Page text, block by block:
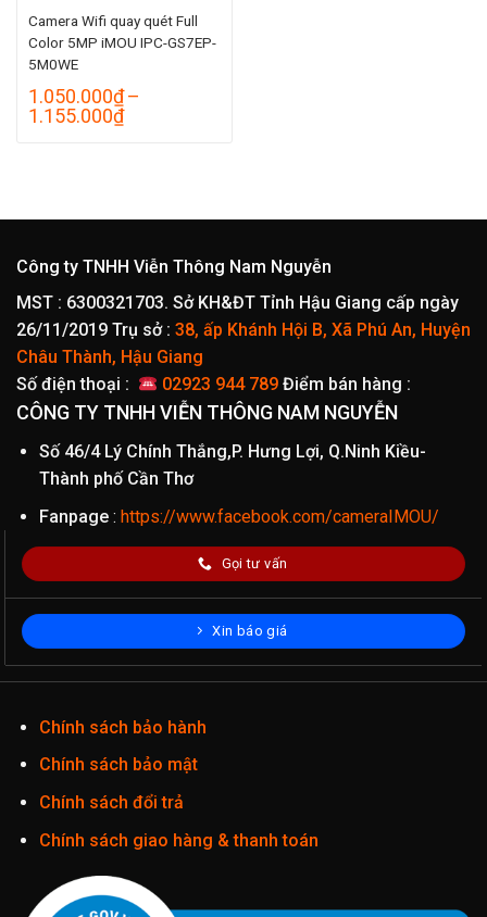
Camera Wifi quay quét Full
Color 5MP iMOU IPC-GS7EP-
5M0WE
1.050.000₫ –
1.155.000₫Khoảng
Công ty TNHH Viễn Thông Nam Nguyễn
MST : 6300321703. Sở KH&ĐT Tỉnh Hậu Giang cấp ngày
26/11/2019 Trụ sở : 38, ấp Khánh Hội B, Xã Phú An, Huyện
Châu Thành, Hậu Giang
Số điện thoại :
02923 944 789 Điểm bán hàng :
CÔNG TY TNHH VIỄN THÔNG NAM NGUYỄN
Số 46/4 Lý Chính Thắng,P. Hưng Lợi, Q.Ninh Kiều-
Thành phố Cần Thơ
Fanpage: https://www.facebook.com/cameraIMOU/
Gọi tư vấn
Xin báo giá
Chính sách bảo hành
Chính sách bảo mật
Chính sách đổi trả
Chính sách giao hàng & thanh toán